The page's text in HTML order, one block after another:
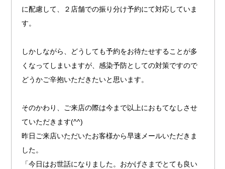
に配慮して、２店舗での振り分け予約にて対応していま
す。
しかしながら、どうしても予約をお待たせすることが多
くなってしまいますが、感染予防としての対策ですので
どうかご辛抱いただきたいと思います。
そのかわり、ご来店の際は今まで以上におもてなしさせ
ていただきます(^^)
昨日ご来店いただいたお客様から早速メールいただきま
した。
「今日はお世話になりました。おかげさまでとても良い